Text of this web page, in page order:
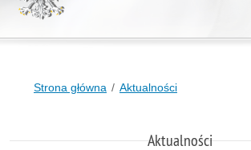
Strona główna Aktualności
Aktualności